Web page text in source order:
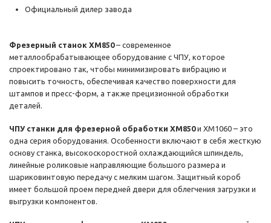
Официальный дилер завода
Фрезерный станок XM850– современное
металлообрабатывающее оборудование с ЧПУ, которое
спроектировано так, чтобы минимизировать вибрацию и
повысить точность, обеспечивая качество поверхности для
штампов и пресс-форм, а также прецизионной обработки
деталей.
ЧПУ станки для фрезерной обработки XM850и XM1060 – это
одна серия оборудования. Особенности включают в себя жесткую
основу станка, высокоскоростной охлаждающийся шпиндель,
линейные роликовые направляющие большого размера и
шариковинтовую передачу с мелким шагом. Защитный короб
имеет большой проем передней двери для облегчения загрузки и
выгрузки компонентов.